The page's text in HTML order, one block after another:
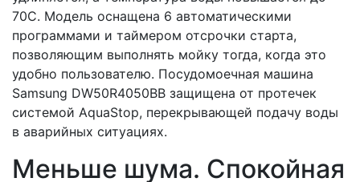
70С. Модель оснащена 6 автоматическими
программами и таймером отсрочки старта,
позволяющим выполнять мойку тогда, когда это
удобно пользователю. Посудомоечная машина
Samsung DW50R4050BB защищена от протечек
системой AquaStop, перекрывающей подачу воды
в аварийных ситуациях.
Меньше шума. Спокойная